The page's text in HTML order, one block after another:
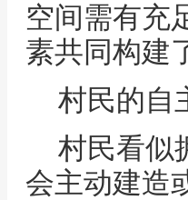
空间需有充
素共同构建
村民的自
村民看似
会主动建造